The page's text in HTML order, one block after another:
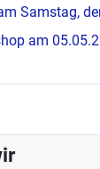
Samstag,
am